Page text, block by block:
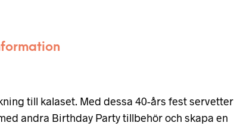
till kalaset. Med dessa 40-års fest servetter
andra Birthday Party tillbehör och skapa en